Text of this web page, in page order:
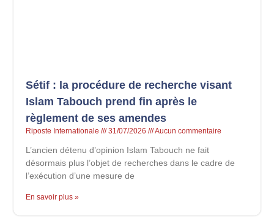
Sétif : la procédure de recherche visant
Islam Tabouch prend fin après le
règlement de ses amendes
Riposte Internationale 31/07/2026 Aucun commentaire
L’ancien détenu d’opinion Islam Tabouch ne fait
désormais plus l’objet de recherches dans le cadre de
l’exécution d’une mesure de
En savoir plus »